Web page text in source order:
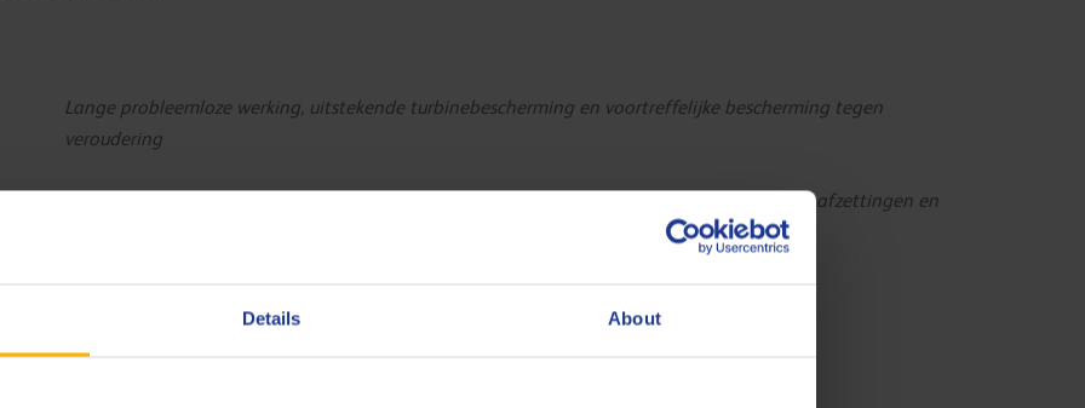
Details About
Lange probleemloze werking, uitstekende turbinebescherming en voortreffelijke bescherming tegen
veroudering
Voortreffelijke formulering beschermt de turbine tegen corrosie en beperkt de vorming van afzettingen en